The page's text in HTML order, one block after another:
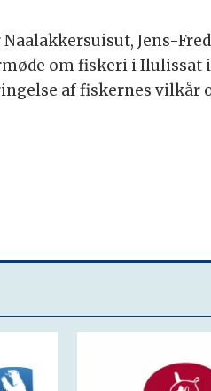
Jens-
om fiskeri i
af fiskernes vilkår